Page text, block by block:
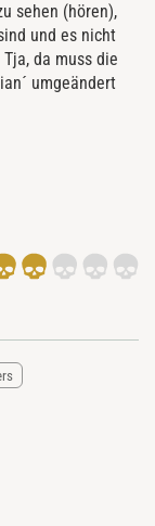
sehen (hören),
und es nicht
da muss die
umgeändert